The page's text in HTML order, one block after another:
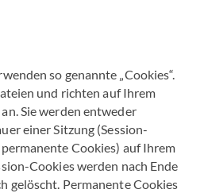
so genannte „Cookies“.
und richten auf Ihrem
Sie werden entweder
einer Sitzung (Session-
Cookies) auf Ihrem
Cookies werden nach Ende
gelöscht. Permanente Cookies